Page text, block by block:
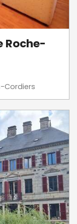
Roche-
Cordiers